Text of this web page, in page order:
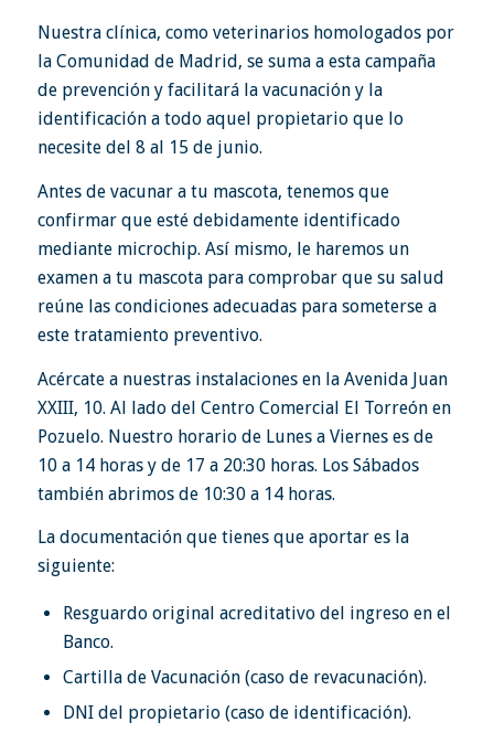
Nuestra clínica, como veterinarios homologados por
la Comunidad de Madrid, se suma a esta campaña
de prevención y facilitará la vacunación y la
identificación a todo aquel propietario que lo
necesite del 8 al 15 de junio.
Antes de vacunar a tu mascota, tenemos que
confirmar que esté debidamente identificado
mediante microchip. Así mismo, le haremos un
examen a tu mascota para comprobar que su salud
reúne las condiciones adecuadas para someterse a
este tratamiento preventivo.
Acércate a nuestras instalaciones en la Avenida Juan
XXIII, 10. Al lado del Centro Comercial El Torreón en
Pozuelo. Nuestro horario de Lunes a Viernes es de
10 a 14 horas y de 17 a 20:30 horas. Los Sábados
también abrimos de 10:30 a 14 horas.
La documentación que tienes que aportar es la
siguiente:
Resguardo original acreditativo del ingreso en el
Banco.
Cartilla de Vacunación (caso de revacunación).
DNI del propietario (caso de identificación).